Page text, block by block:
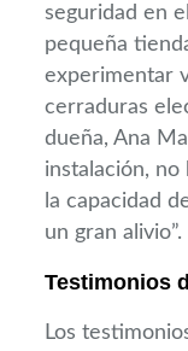
seguridad en
pequeña
experimentar
cerraduras
dueña, Ana
instalación,
la capacidad
un gran alivio”.
Testimonios
Los